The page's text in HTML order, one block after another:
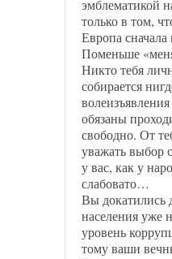
эмблематикой
только в том,
Европа
Поменьше
Никто тебя
собирается
обязаны
свободно. От
уважать выбор
у вас, как у
слабовато…
Вы докатились
населения уже
уровень
тому ваши